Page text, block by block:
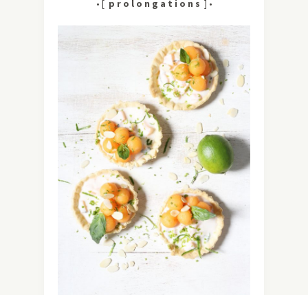
• [ p r o l o n g a t i o n s ] •